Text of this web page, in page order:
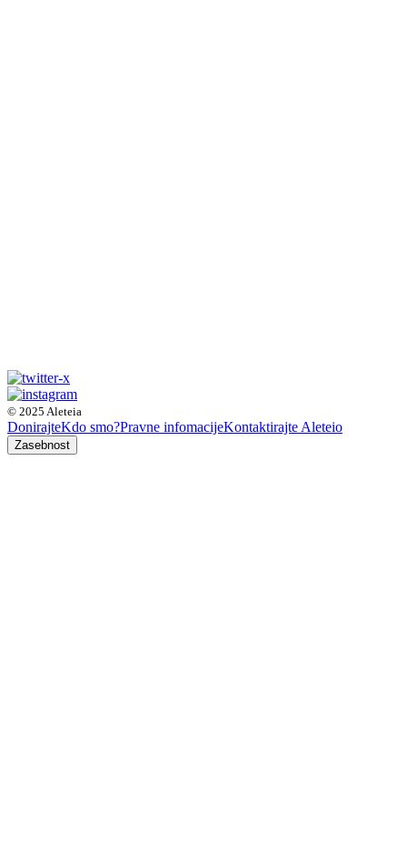
© 2025 Aleteia
DonirajteKdo smo?Pravne infomacijeKontaktirajte Aleteio
Zasebnost